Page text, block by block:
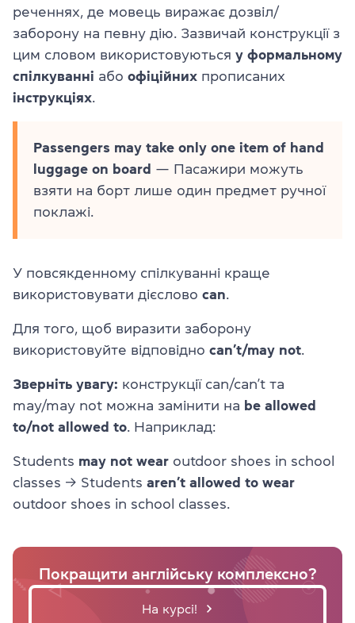
реченнях, де мовець виражає дозвіл/
заборону на певну дію. Зазвичай конструкції з
цим словом використовуються у формальному
спілкуванні або офіційних прописаних
інструкціях.
Passengers may take only one item of hand
luggage on board — Пасажири можуть
взяти на борт лише один предмет ручної
поклажі.
У повсякденному спілкуванні краще
використовувати дієслово can.
Для того, щоб виразити заборону
використовуйте відповідно can’t/may not.
Зверніть увагу: конструкції can/can’t та
may/may not можна замінити на be allowed
to/not allowed to. Наприклад:
Students may not wear outdoor shoes in school
classes → Students aren’t allowed to wear
outdoor shoes in school classes.
Покращити англійську комплексно?
На курсі!